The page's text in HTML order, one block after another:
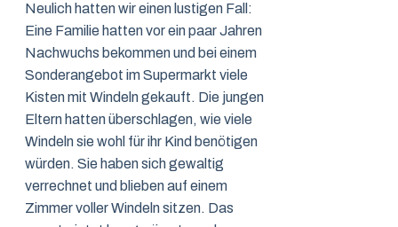
Neulich hatten wir einen lustigen Fall:
Eine Familie hatten vor ein paar Jahren
Nachwuchs bekommen und bei einem
Sonderangebot im Supermarkt viele
Kisten mit Windeln gekauft. Die jungen
Eltern hatten überschlagen, wie viele
Windeln sie wohl für ihr Kind benötigen
würden. Sie haben sich gewaltig
verrechnet und blieben auf einem
Zimmer voller Windeln sitzen. Das